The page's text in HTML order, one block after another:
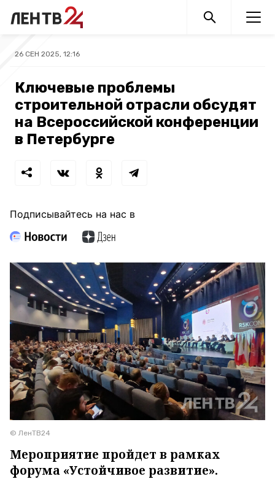
26 СЕН 2025, 12:16
Ключевые проблемы
строительной отрасли обсудят
на Всероссийской конференции
в Петербурге
Подписывайтесь на нас в
© ЛенТВ24
Мероприятие пройдет в рамках
форума «Устойчивое развитие».